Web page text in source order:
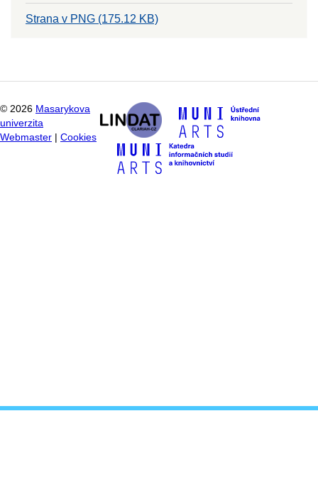
Strana v PNG (175.12 KB)
© 2026 Masarykova
univerzita
Webmaster
Cookies